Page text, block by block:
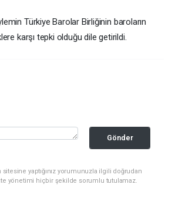
Türkiye Barolar Birliğinin baroların
karşı tepki olduğu dile getirildi.
Gönder
yaptığınız yorumunuzla ilgili doğrudan
yönetimi hiçbir şekilde sorumlu tutulamaz.